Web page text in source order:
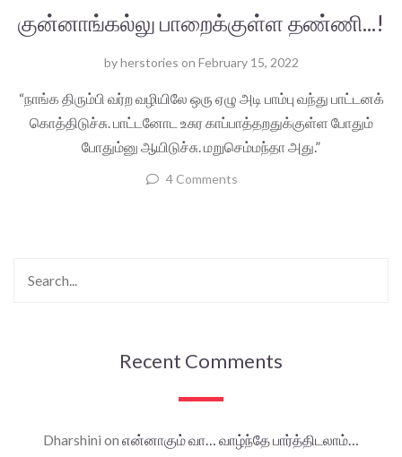
குன்னாங்கல்லு பாறைக்குள்ள தண்ணி...!
byherstories on February 15, 2022
“நாங்க திரும்பி வர்ற வழியிலே ஒரு ஏழு அடி பாம்பு வந்து பாட்டனக்
கொத்திடுச்சு. பாட்டனோட உசுர காப்பாத்தறதுக்குள்ள போதும்
போதும்னு ஆயிடுச்சு. மறுசெம்மந்தா அது.”
4 Comments
Recent Comments
Dharshini on என்னாகும் வா… வாழ்ந்தே பார்த்திடலாம்…